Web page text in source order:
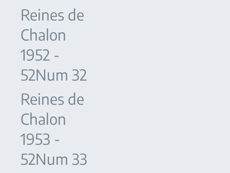
Reines de
Chalon
1952 -
52Num 32
Reines de
Chalon
1953 -
52Num 33